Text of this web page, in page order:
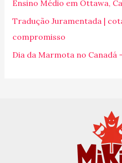
r
p
o
r
Ensino Médio em Ottawa,
Tradução Juramentada |
compromisso
Dia da Marmota no Canadá